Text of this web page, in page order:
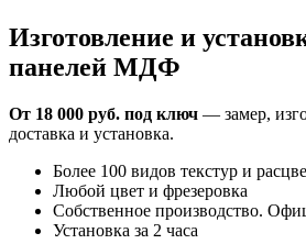
Изготовление и
панелей МДФ
От 18 000 руб. под ключ — замер,
доставка и установка.
Более 100 видов текстур и
Любой цвет и фрезеровка
Собственное производство.
Установка за 2 часа